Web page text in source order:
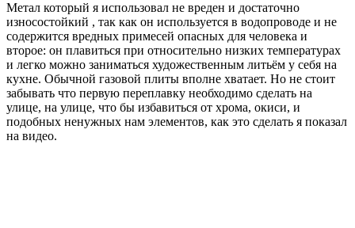
Метал который я использовал не вреден и достаточно
износостойкий , так как он используется в водопроводе и не
содержится вредных примесей опасных для человека и
второе: он плавиться при относительно низких температурах
и легко можно заниматься художественным литьём у себя на
кухне. Обычной газовой плиты вполне хватает. Но не стоит
забывать что первую переплавку необходимо сделать на
улице, на улице, что бы избавиться от хрома, окиси, и
подобных ненужных нам элементов, как это сделать я показал
на видео.